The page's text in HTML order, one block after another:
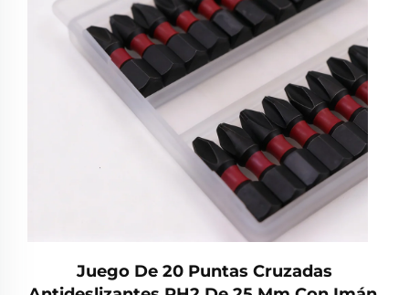
Juego De 20 Puntas Cruzadas